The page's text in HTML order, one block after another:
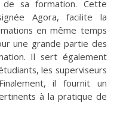
sa formation. Cette
Agora, facilite la
en même temps
une grande partie des
Il sert également
les superviseurs
il fournit un
à la pratique de